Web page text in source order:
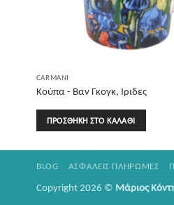
CARMANI
Κούπα - Βαν Γκογκ, Ιριδες
ΠΡΟΣΘΉΚΗ ΣΤΟ ΚΑΛΆΘΙ
BLOG ΑΣΦΑΛΕΊΣ ΠΛΗΡΩΜΈΣ
Copyright 2026 © Μάριος